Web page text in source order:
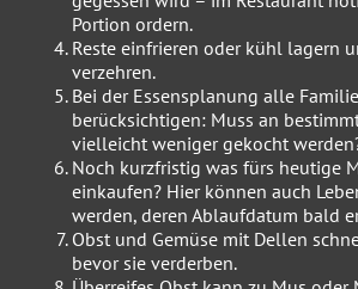
Portion ordern.
Reste einfrieren oder kühl lagern
verzehren.
Bei der Essensplanung alle
berücksichtigen: Muss an
vielleicht weniger gekocht
Noch kurzfristig was fürs heutige
einkaufen? Hier können auch
werden, deren Ablaufdatum bald
Obst und Gemüse mit Dellen
bevor sie verderben.